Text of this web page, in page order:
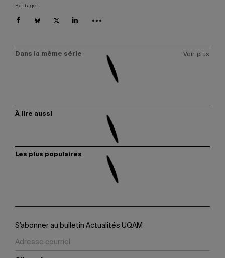
Partager
Dans la même série Voir plus
À lire aussi
Les plus populaires
S’abonner au bulletin Actualités UQAM